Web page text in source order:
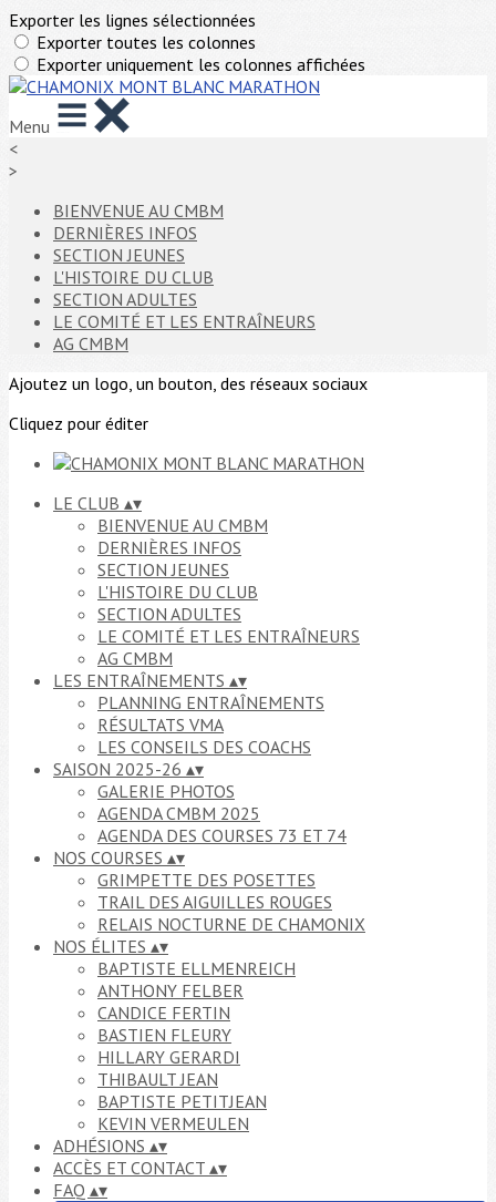
Exporter les lignes sélectionnées
Exporter toutes les colonnes
Exporter uniquement les colonnes affichées
Menu
<
>
BIENVENUE AU CMBM
DERNIÈRES INFOS
SECTION JEUNES
L'HISTOIRE DU CLUB
SECTION ADULTES
LE COMITÉ ET LES ENTRAÎNEURS
AG CMBM
Ajoutez un logo, un bouton, des réseaux sociaux
Cliquez pour éditer
LE CLUB ▴▾
BIENVENUE AU CMBM
DERNIÈRES INFOS
SECTION JEUNES
L'HISTOIRE DU CLUB
SECTION ADULTES
LE COMITÉ ET LES ENTRAÎNEURS
AG CMBM
LES ENTRAÎNEMENTS ▴▾
PLANNING ENTRAÎNEMENTS
RÉSULTATS VMA
LES CONSEILS DES COACHS
SAISON 2025-26 ▴▾
GALERIE PHOTOS
AGENDA CMBM 2025
AGENDA DES COURSES 73 ET 74
NOS COURSES ▴▾
GRIMPETTE DES POSETTES
TRAIL DES AIGUILLES ROUGES
RELAIS NOCTURNE DE CHAMONIX
NOS ÉLITES ▴▾
BAPTISTE ELLMENREICH
ANTHONY FELBER
CANDICE FERTIN
BASTIEN FLEURY
HILLARY GERARDI
THIBAULT JEAN
BAPTISTE PETITJEAN
KEVIN VERMEULEN
ADHÉSIONS ▴▾
ACCÈS ET CONTACT ▴▾
FAQ ▴▾